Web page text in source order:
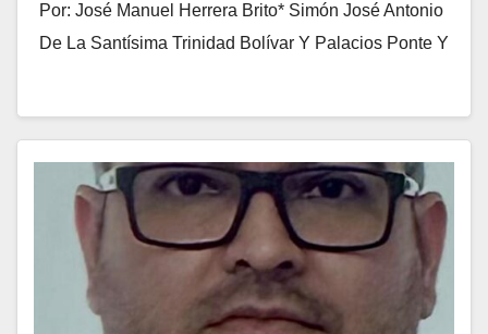
Por: José Manuel Herrera Brito* Simón José Antonio
De La Santísima Trinidad Bolívar Y Palacios Ponte Y